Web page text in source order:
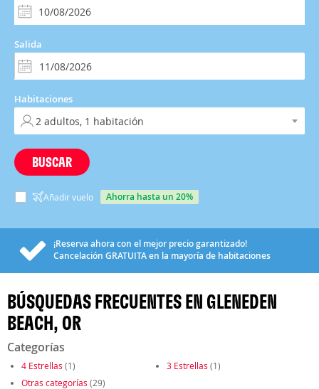
Salida
Habitaciones
BUSCAR
Añadir vuelo ahorra hasta un 20%
¡Reserva ahora con el mejor precio garantizado!
Cancelación GRATUITAen la mayoría de habitaciones
BÚSQUEDAS FRECUENTES EN GLENEDEN
BEACH, OR
Categorías
4 Estrellas (1) 3 Estrellas (1)
Otras categorías (29)